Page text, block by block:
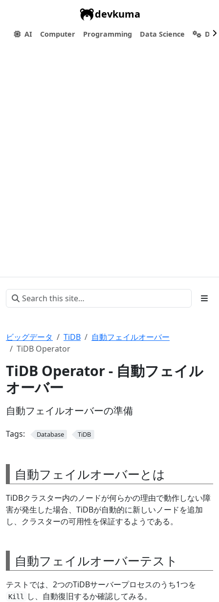
devkuma
AI Computer Programming Data Science
ビッグデータ TiDB
自動フェイルオーバー
TiDB Operator
TiDB Operator - 自動フェイル
オーバー
自動フェイルオーバーの準備
Tags: Database TiDB
自動フェイルオーバーとは
TiDBクラスター内のノードが何らかの理由で動作しない障
害が発生した場合、TiDBが自動的に新しいノードを追加
し、クラスターの可用性を保証するようである。
自動フェイルオーバーテスト
テストでは、2つのTiDBサーバープロセスのうち1つを
Kill
し、自動復旧するか確認してみる。